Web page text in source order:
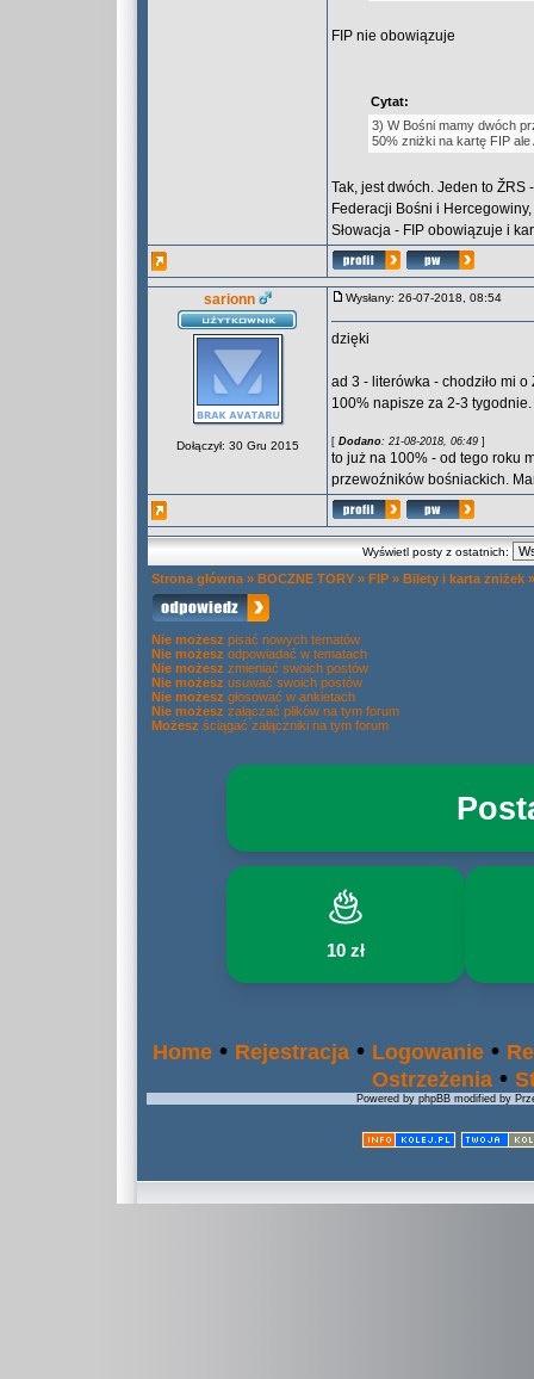
FIP nie obowiązuje
Cytat:
3) W Bośni mamy dwóch
50% zniżki na kartę FIP
Tak, jest dwóch. Jeden to
Federacji Bośni i
Słowacja - FIP obowiązuje i
sarionn
Dołączył: 30 Gru 2015
Wysłany: 26-07-2018, 08:54
dzięki
ad 3 - literówka - chodziło mi
100% napisze za 2-3 tygodnie.
[ Dodano: 21-08-2018, 06:49 ]
to już na 100% - od tego roku
przewoźników bośniackich.
Wyświetl posty z ostatnich:
Strona główna » BOCZNE TORY » FIP » Bilety i karta zniżek
Nie możesz pisać nowych tematów
Nie możesz odpowiadać w tematach
Nie możesz zmieniać swoich postów
Nie możesz usuwać swoich postów
Nie możesz głosować w ankietach
Nie możesz załączać plików na tym forum
Możesz ściągać załączniki na tym forum
10 zł
Home • Rejestracja • Logowanie •
Ostrzeżenia •
Powered by phpBB modified by